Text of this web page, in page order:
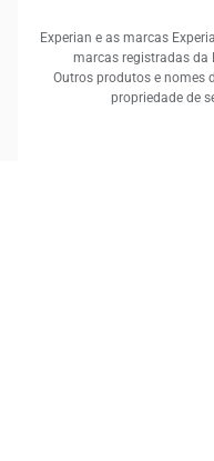
Experian e as marcas
marcas registradas da
Outros produtos e nomes
propriedade de